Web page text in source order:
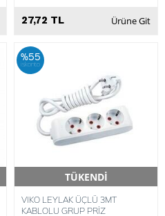
27,72 TL Ürüne Git
%55
iskonto
TÜKENDİ
Hızlı Teslimat
VIKO LEYLAK ÜÇLÜ 3MT
KABLOLU GRUP PRİZ